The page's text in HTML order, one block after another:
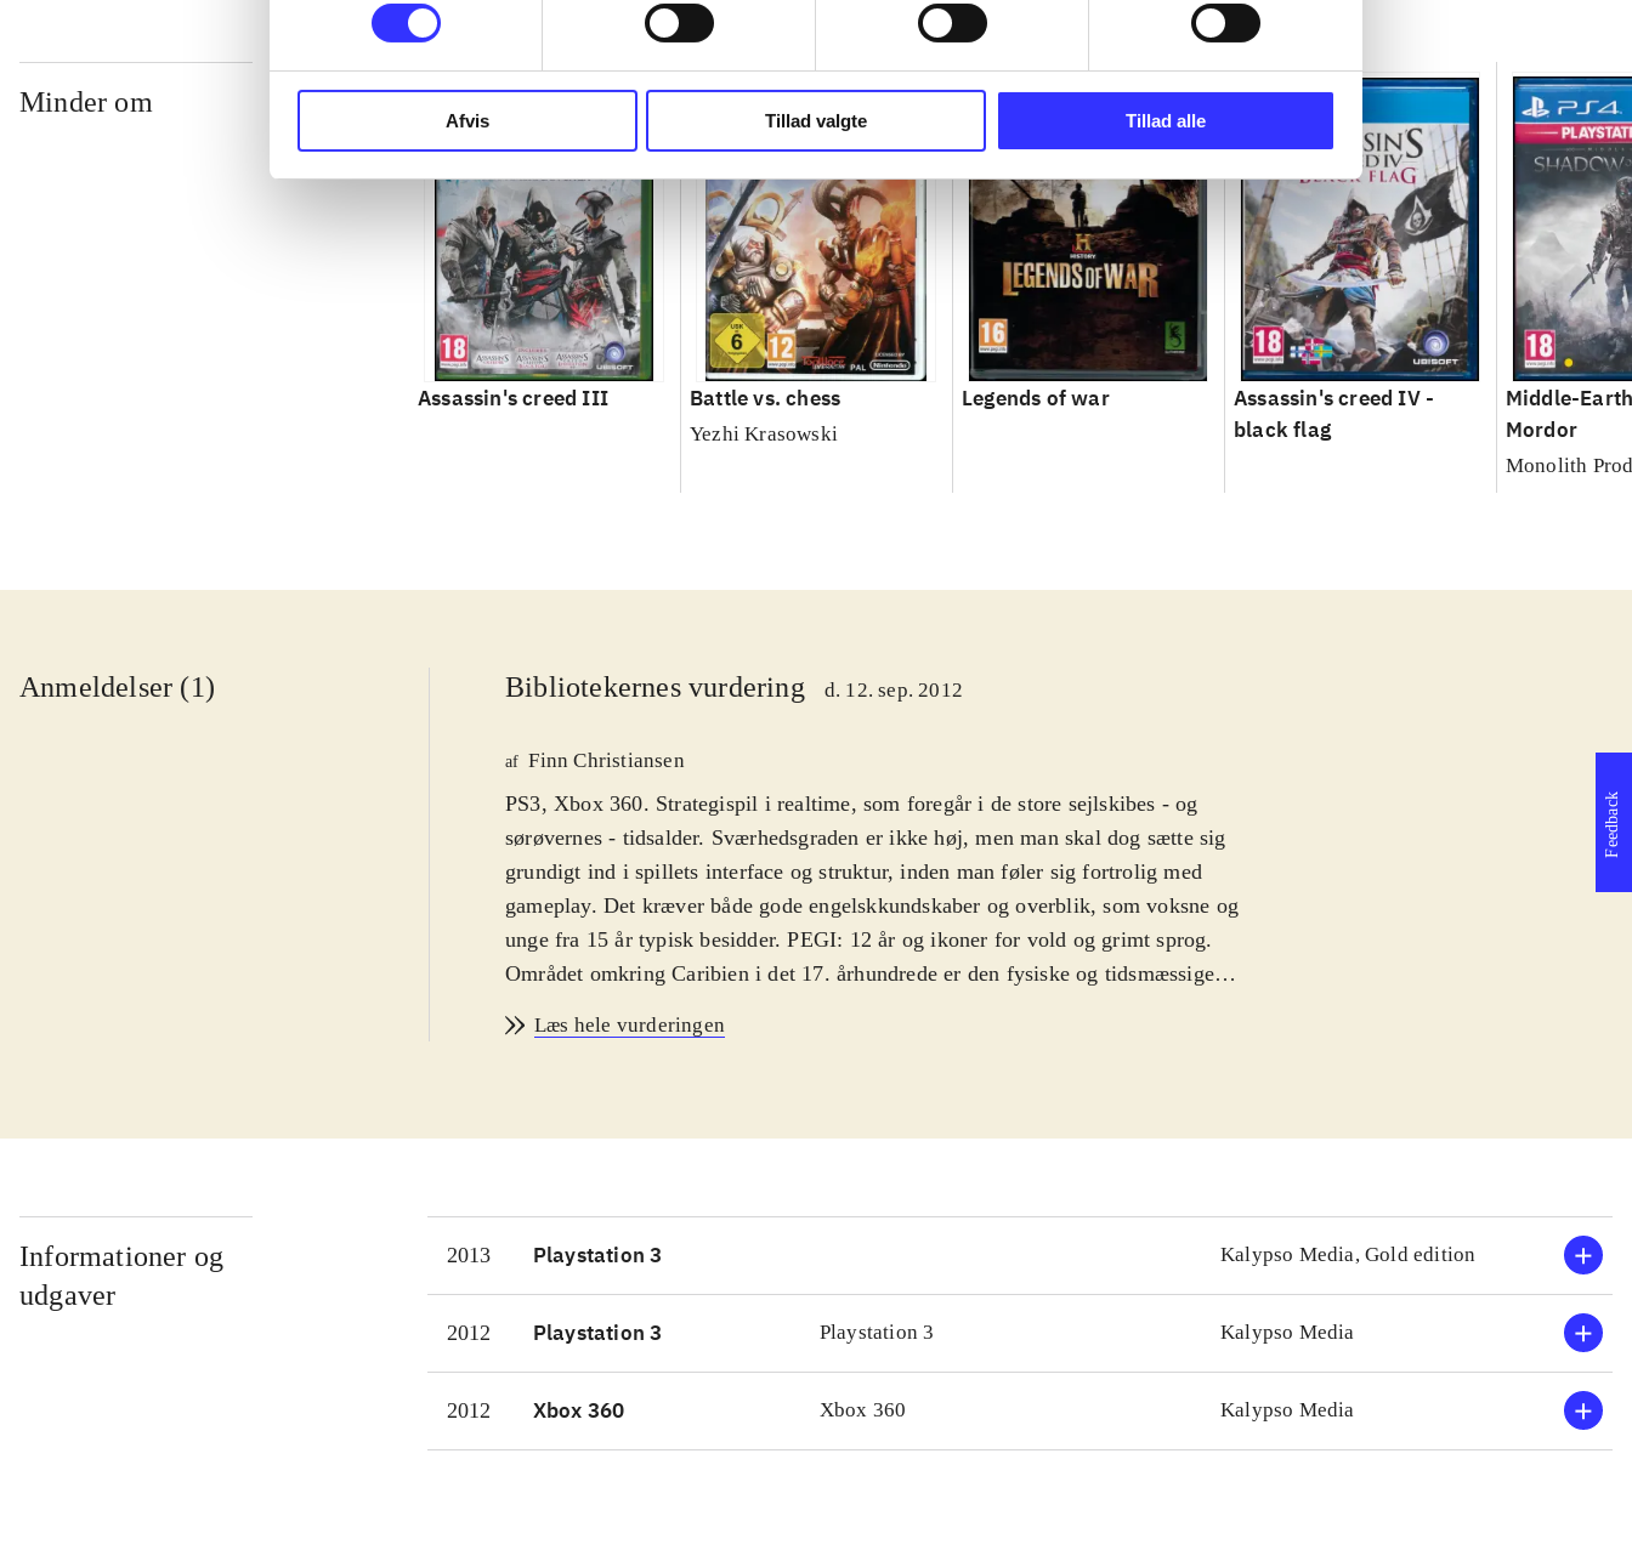
Afvis Tillad valgte Tillad alle
Minder om
Assassin's creed III Battle vs. chess
Yezhi Krasowski
Legends of war
Assassin's creed IV -
black flag
Middle-
Mordor
Monolith
Anmeldelser (1) Bibliotekernes vurdering d. 12. sep. 2012
af Finn Christiansen
PS3, Xbox 360. Strategispil i realtime, som foregår i de store sejlskibes - og
sørøvernes - tidsalder. Sværhedsgraden er ikke høj, men man skal dog sætte sig
grundigt ind i spillets interface og struktur, inden man føler sig fortrolig med
gameplay. Det kræver både gode engelskkundskaber og overblik, som voksne og
unge fra 15 år typisk besidder. PEGI: 12 år og ikoner for vold og grimt sprog.
Området omkring Caribien i det 17. århundrede er den fysiske og tidsmæssige
handelsflåde, eller vil ernære sig som pirat. I førstnævnte scenarium skal man
handlende og deres hjemhavne som muligt. Meget af spillet foregår med
faktisk styrer skibene. Pirat-kampagnen er sjovest, men ikke uden gameplay-
problemer. Handels-kampagnen er værre. Mekanikken fungerer sådan set fint,
kun få strategispil har haft "pirat-tiden" som tema. Genrens bedste er stadig Sid
konsoller.
De første minutter i selskab med Port Royale 3 er strålende. Flot intro,
Læs hele vurderingen
Informationer og
udgaver
2013 Playstation 3 Kalypso Media, Gold edition
2012 Playstation 3 Playstation 3 Kalypso Media
2012 Xbox 360 Xbox 360 Kalypso Media
Feedback